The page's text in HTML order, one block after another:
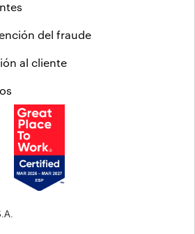
del fraude
al cliente